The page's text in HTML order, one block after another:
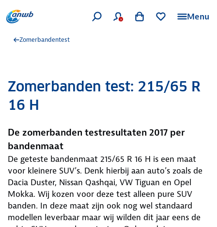
Menu
Zomerbandentest
Zomerbanden test: 215/65 R
16 H
De zomerbanden testresultaten 2017 per
bandenmaat
De geteste bandenmaat 215/65 R 16 H is een maat
voor kleinere SUV’s. Denk hierbij aan auto’s zoals de
Dacia Duster, Nissan Qashqai, VW Tiguan en Opel
Mokka. Wij kozen voor deze test alleen pure SUV
banden. In deze maat zijn ook nog wel standaard
modellen leverbaar maar wij wilden dit jaar eens de